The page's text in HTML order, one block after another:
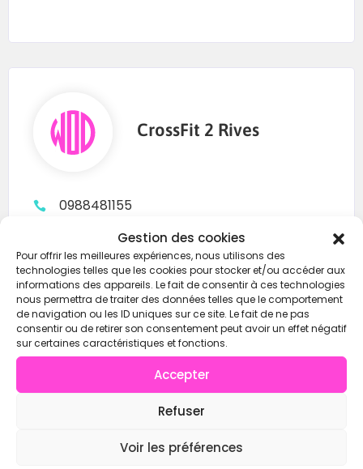
Gestion des cookies
Pour offrir les meilleures expériences, nous utilisons des
technologies telles que les cookies pour stocker et/ou accéder aux
informations des appareils. Le fait de consentir à ces technologies
nous permettra de traiter des données telles que le comportement
de navigation ou les ID uniques sur ce site. Le fait de ne pas
consentir ou de retirer son consentement peut avoir un effet négatif
sur certaines caractéristiques et fonctions.
Accepter
Refuser
Voir les préférences
CrossFit 2 Rives
0988481155
contact@crossfit2rives.fr
https://wod-open.com/
Instagram